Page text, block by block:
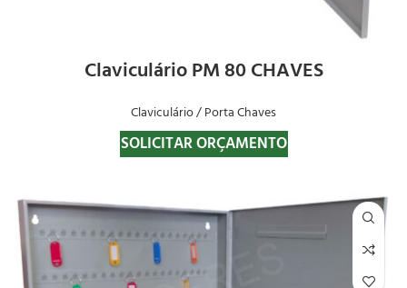
Claviculário PM 80 CHAVES
Claviculário / Porta Chaves
SOLICITAR ORÇAMENTO